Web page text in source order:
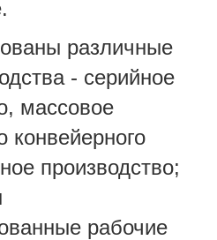
различные
- серийное
массовое
конвейерного
производство;
рабочие